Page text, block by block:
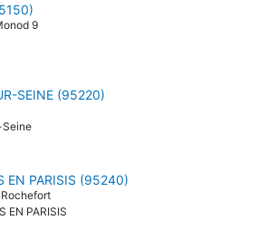
9
SEINE (95220)
EN PARISIS (95240)
EN PARISIS